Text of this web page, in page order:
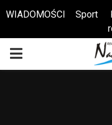
Otwórz pasek narzędzi
WIADOMOŚCI Sport
PRIMARY